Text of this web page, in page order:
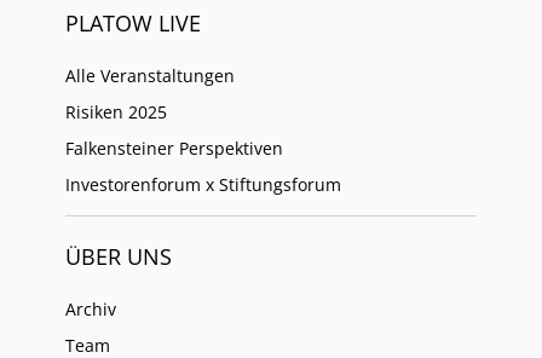
PLATOW LIVE
Alle Veranstaltungen
Risiken 2025
Falkensteiner Perspektiven
Investorenforum x Stiftungsforum
ÜBER UNS
Archiv
Team